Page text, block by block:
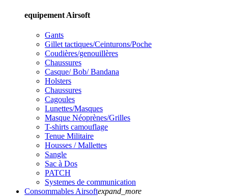
equipement Airsoft
Gants
Gillet tactiques/Ceinturons/Poche
Coudières/genouillères
Chaussures
Casque/ Bob/ Bandana
Holsters
Chaussures
Cagoules
Lunettes/Masques
Masque Néoprènes/Grilles
T-shirts camouflage
Tenue Militaire
Housses / Mallettes
Sangle
Sac à Dos
PATCH
Systemes de communication
Consommables Airsoftexpand_more